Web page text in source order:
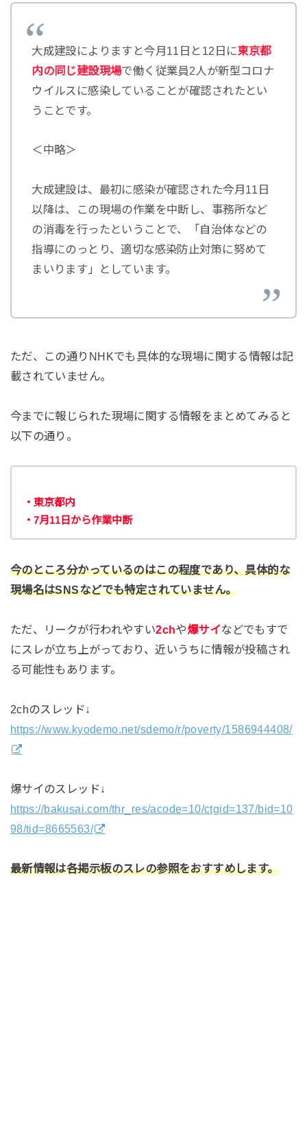
大成建設によりますと今月11日と12日に東京都
内の同じ建設現場で働く従業員2人が新型コロナ
ウイルスに感染していることが確認されたとい
うことです。
＜中略＞
大成建設は、最初に感染が確認された今月11日
以降は、この現場の作業を中断し、事務所など
の消毒を行ったということで、「自治体などの
指導にのっとり、適切な感染防止対策に努めて
まいります」としています。
ただ、この通りNHKでも具体的な現場に関する情報は記
載されていません。
今までに報じられた現場に関する情報をまとめてみると
以下の通り。
・東京都内
・7月11日から作業中断
今のところ分かっているのはこの程度であり、具体的な
現場名はSNSなどでも特定されていません。
ただ、リークが行われやすい2chや爆サイなどでもすで
にスレが立ち上がっており、近いうちに情報が投稿され
る可能性もあります。
2chのスレッド↓
https://www.kyodemo.net/sdemo/r/poverty/1586944408/
爆サイのスレッド↓
https://bakusai.com/thr_res/acode=10/ctgid=137/bid=10
98/tid=8665563/
最新情報は各掲示板のスレの参照をおすすめします。